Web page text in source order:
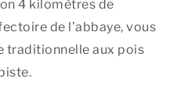
4 kilomètres de
de l’abbaye, vous
traditionnelle aux pois